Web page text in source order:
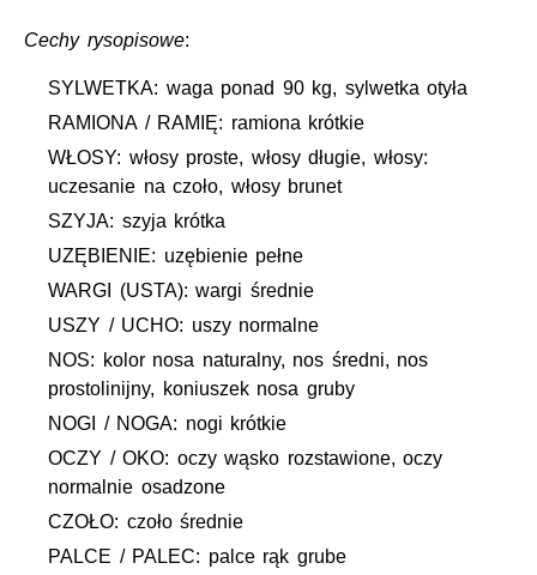
Cechy rysopisowe:
SYLWETKA: waga ponad 90 kg, sylwetka otyła
RAMIONA / RAMIĘ: ramiona krótkie
WŁOSY: włosy proste, włosy długie, włosy:
uczesanie na czoło, włosy brunet
SZYJA: szyja krótka
UZĘBIENIE: uzębienie pełne
WARGI (USTA): wargi średnie
USZY / UCHO: uszy normalne
NOS: kolor nosa naturalny, nos średni, nos
prostolinijny, koniuszek nosa gruby
NOGI / NOGA: nogi krótkie
OCZY / OKO: oczy wąsko rozstawione, oczy
normalnie osadzone
CZOŁO: czoło średnie
PALCE / PALEC: palce rąk grube